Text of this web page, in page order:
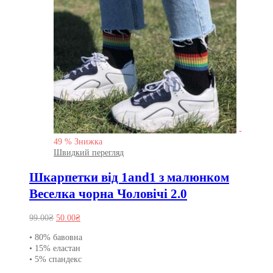
-
49 % Знижка
Швидкий перегляд
Шкарпетки від 1and1 з малюнком
Веселка чорна Чоловічі 2.0
99.00₴ Оригінальна
99.00₴.
50.00₴Поточна
50.00₴.
• 80% бавовна
• 15% еластан
• 5% спандекс